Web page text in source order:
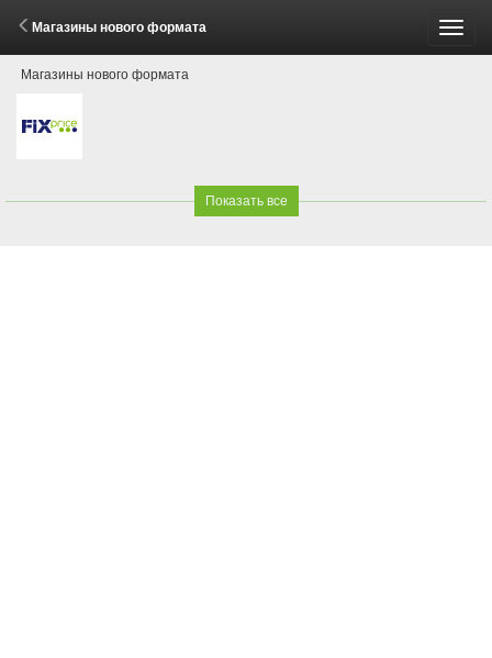
Магазины нового формата
Магазины нового формата
Показать все